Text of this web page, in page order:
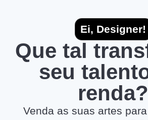
Ei, Designer!
Que tal
seu
renda?
Venda as suas artes